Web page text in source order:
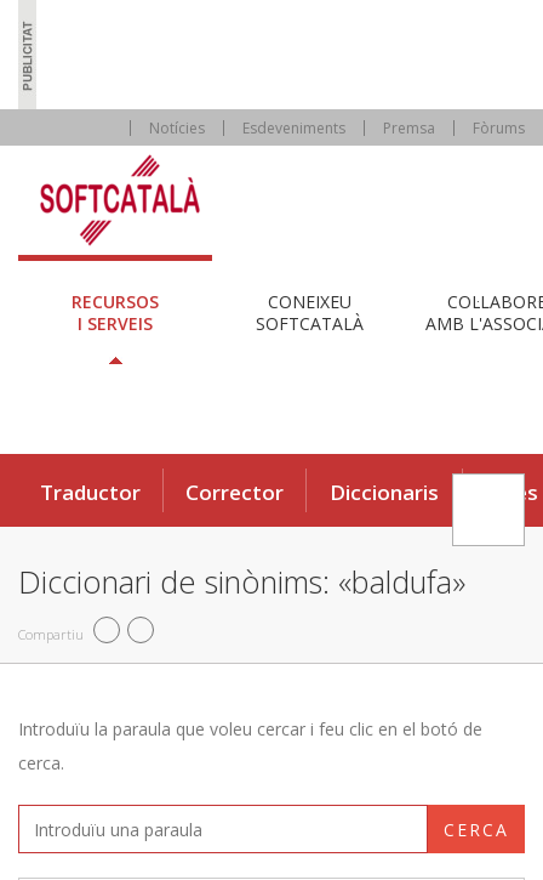
Notícies Esdeveniments Premsa Fòrums
RECURSOS
I SERVEIS
CONEIXEU
SOFTCATALÀ
AMB
Traductor Corrector Diccionaris Eines
Diccionari de sinònims: «baldufa»
Compartiu
Introduïu la paraula que voleu cercar i feu clic en el botó de
cerca.
CERCA